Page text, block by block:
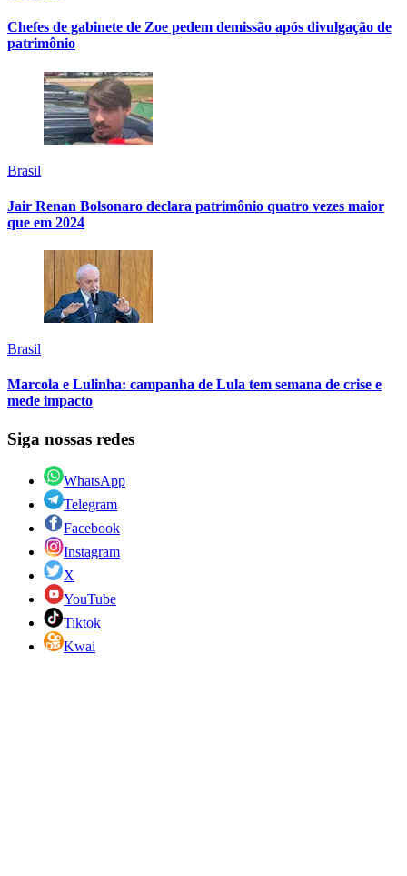
Chefes de gabinete de Zoe pedem demissão após divulgação de
patrimônio
Brasil
Jair Renan Bolsonaro declara patrimônio quatro vezes maior
que em 2024
Brasil
Marcola e Lulinha: campanha de Lula tem semana de crise e
mede impacto
Siga nossas redes
WhatsApp
Telegram
Facebook
Instagram
X
YouTube
Tiktok
Kwai